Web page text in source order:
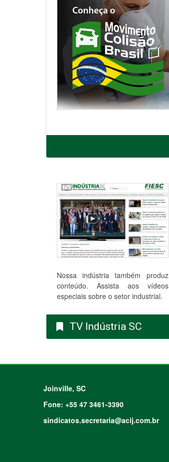
Nossa indústria também produz
conteúdo. Assista aos vídeos
especiais sobre o setor industrial.
TV Indústria SC
Joinville, SC
Fone: +55 47 3461-3390
sindicatos.secretaria@acij.com.br